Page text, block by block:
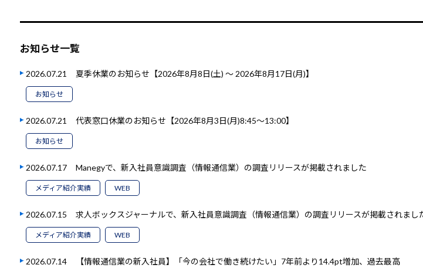
お知らせ一覧
2026.07.21 夏季休業のお知らせ【2026年8月8日(土) ～ 2026年8月17日(月)】
お知らせ
2026.07.21 代表窓口休業のお知らせ【2026年8月3日(月)8:45～13:00】
お知らせ
2026.07.17 Manegyで、新入社員意識調査（情報通信業）の調査リリースが掲載されました
メディア紹介実績 WEB
2026.07.15 求人ボックスジャーナルで、新入社員意識調査（情報通信業）の調査リリースが掲載されまし
メディア紹介実績 WEB
2026.07.14 【情報通信業の新入社員】「今の会社で働き続けたい」7年前より14.4pt増加、過去最高